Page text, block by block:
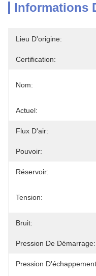
Informations
Lieu D'origine:
Certification:
Nom:
Actuel:
Flux D'air:
Pouvoir:
Réservoir:
Tension:
Bruit:
Pression De Démarrage:
Pression